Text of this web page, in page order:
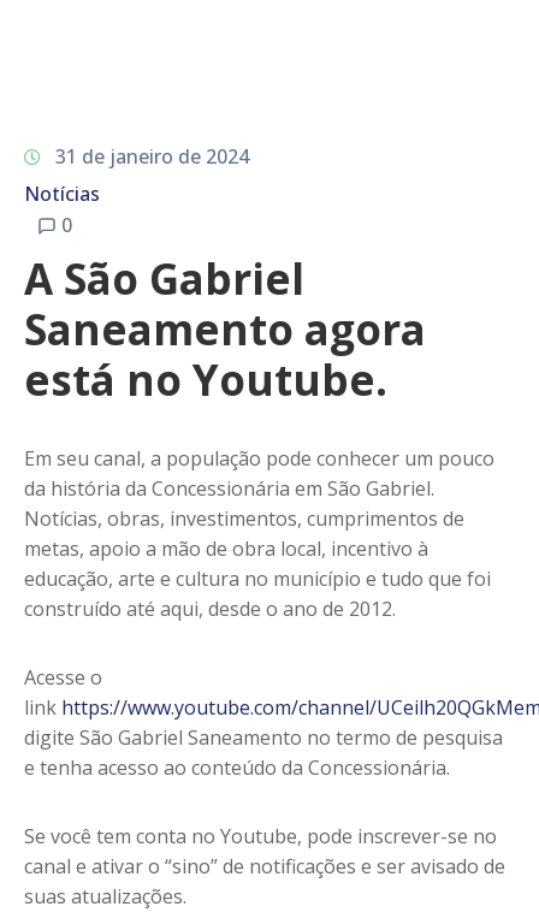
31 de janeiro de 2024
Notícias
0
A São Gabriel
Saneamento agora
está no Youtube.
Em seu canal, a população pode conhecer um pouco
da história da Concessionária em São Gabriel.
Notícias, obras, investimentos, cumprimentos de
metas, apoio a mão de obra local, incentivo à
educação, arte e cultura no município e tudo que foi
construído até aqui, desde o ano de 2012.
Acesse o
link https://www.youtube.com/channel/
digite São Gabriel Saneamento no termo de pesquisa
e tenha acesso ao conteúdo da Concessionária.
Se você tem conta no Youtube, pode inscrever-se no
canal e ativar o “sino” de notificações e ser avisado de
suas atualizações.